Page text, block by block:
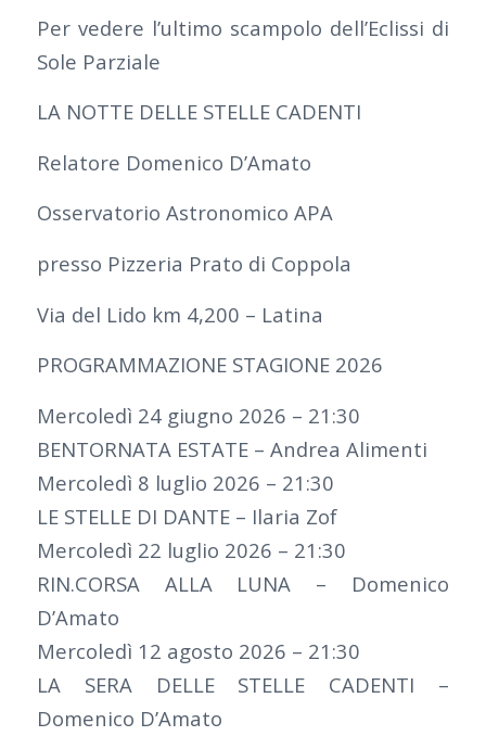
Per vedere l’ultimo scampolo dell’Eclissi di
Sole Parziale
LA NOTTE DELLE STELLE CADENTI
Relatore Domenico D’Amato
Osservatorio Astronomico APA
presso Pizzeria Prato di Coppola
Via del Lido km 4,200 – Latina
PROGRAMMAZIONE STAGIONE 2026
Mercoledì 24 giugno 2026 – 21:30
BENTORNATA ESTATE – Andrea Alimenti
Mercoledì 8 luglio 2026 – 21:30
LE STELLE DI DANTE – Ilaria Zof
Mercoledì 22 luglio 2026 – 21:30
RIN.CORSA ALLA LUNA – Domenico
D’Amato
Mercoledì 12 agosto 2026 – 21:30
LA SERA DELLE STELLE CADENTI –
Domenico D’Amato